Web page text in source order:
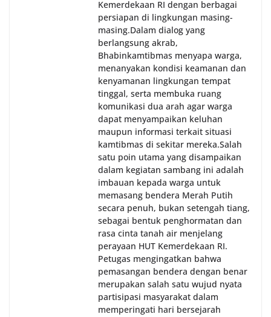
Kemerdekaan RI dengan berbagai
persiapan di lingkungan masing-
masing.‎Dalam dialog yang
berlangsung akrab,
Bhabinkamtibmas menyapa warga,
menanyakan kondisi keamanan dan
kenyamanan lingkungan tempat
tinggal, serta membuka ruang
komunikasi dua arah agar warga
dapat menyampaikan keluhan
maupun informasi terkait situasi
kamtibmas di sekitar mereka.‎‎‎Salah
satu poin utama yang disampaikan
dalam kegiatan sambang ini adalah
imbauan kepada warga untuk
memasang bendera Merah Putih
secara penuh, bukan setengah tiang,
sebagai bentuk penghormatan dan
rasa cinta tanah air menjelang
perayaan HUT Kemerdekaan RI.
Petugas mengingatkan bahwa
pemasangan bendera dengan benar
merupakan salah satu wujud nyata
partisipasi masyarakat dalam
memperingati hari bersejarah